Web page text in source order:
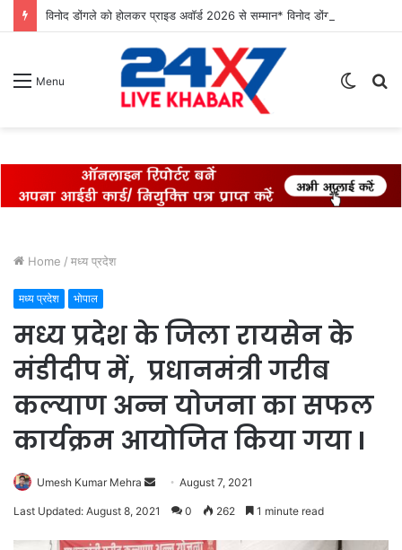
Menu
Switch
Home / मध्य प्रदेश
मध्य प्रदेश भोपाल
मध्य प्रदेश के जिला रायसेन के
मंडीदीप में, प्रधानमंत्री गरीब
कल्याण अन्न योजना का सफल
कार्यक्रम आयोजित किया गया I
Umesh Kumar Mehra
SendAugust 7, 2021
Last Updated: August 8, 2021 0 262 1 minute read